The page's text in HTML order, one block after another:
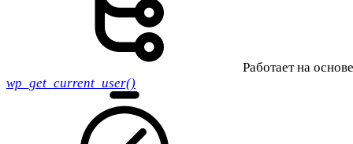
Работает на
wp_get_current_user()